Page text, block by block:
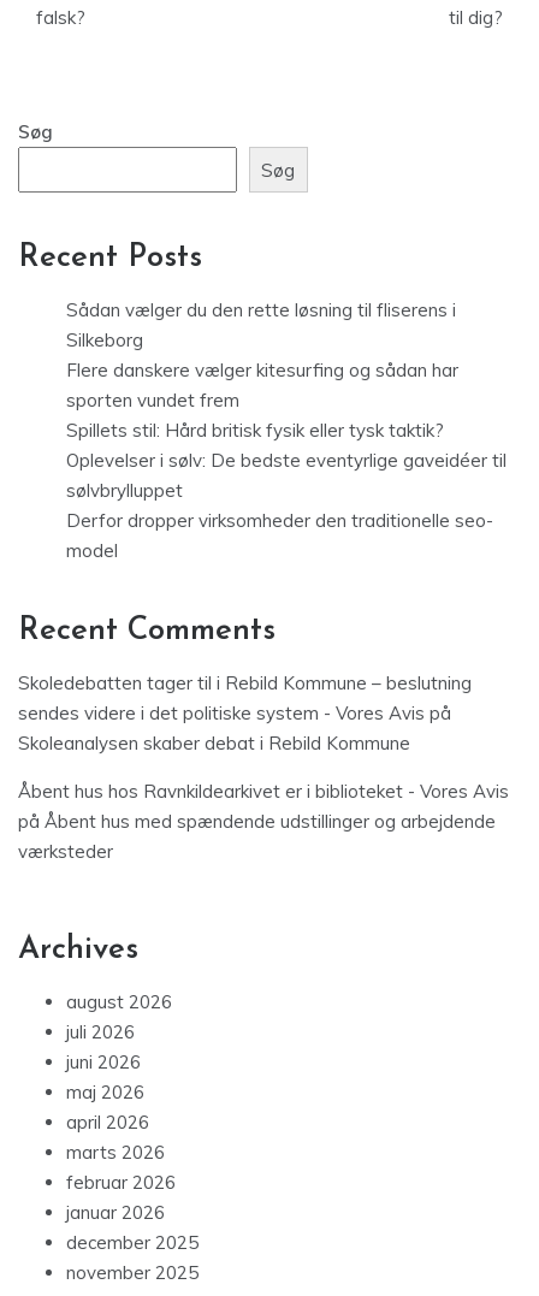
falsk?
til dig?
Søg
Søg
Recent Posts
Sådan vælger du den rette løsning til fliserens i
Silkeborg
Flere danskere vælger kitesurfing og sådan har
sporten vundet frem
Spillets stil: Hård britisk fysik eller tysk taktik?
Oplevelser i sølv: De bedste eventyrlige gaveidéer til
sølvbrylluppet
Derfor dropper virksomheder den traditionelle seo-
model
Recent Comments
Skoledebatten tager til i Rebild Kommune – beslutning
sendes videre i det politiske system - Vores Avis på
Skoleanalysen skaber debat i Rebild Kommune
Åbent hus hos Ravnkildearkivet er i biblioteket - Vores Avis
på Åbent hus med spændende udstillinger og arbejdende
værksteder
Archives
august 2026
juli 2026
juni 2026
maj 2026
april 2026
marts 2026
februar 2026
januar 2026
december 2025
november 2025